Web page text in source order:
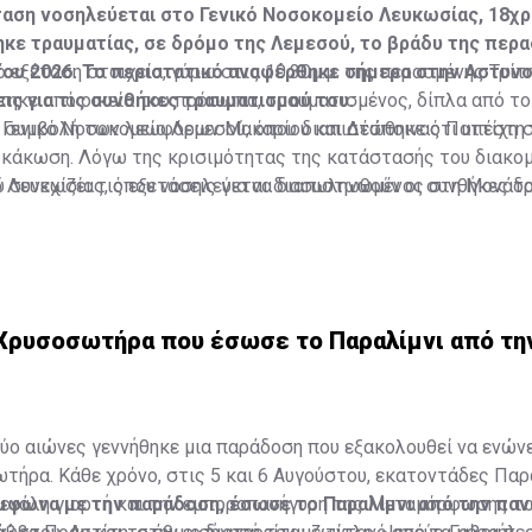
νοσηλεύεται στο Γενικό Νοσοκομείο Λευκωσίας,
τραυματίας, σε δρόμο της Λεμεσού, το βράδυ της
2026. Το περιστατικό αναφέρθηκε σήμερα στην
για τις συνθήκες τραυματισμού του.
στοιχεία, γύρω στις 10.30μ.μ. της περασμένης
από οικεία του πρόσωπα, τραυματισμένος, δίπλα από
συμβολή των λεωφόρων Μακαρίου και Δέσποινας Παττίχη
Νοσοκομείο Λεμεσού, όπου διαπιστώθηκε ότι υπέστη
κάκωση. Λόγω της κρισιμότητας της κατάστασής του
Λευκωσίας, όπου νοσηλεύεται διασωληνωμένος στη
τις εξετάσεις για να διαπιστωθούν οι συνθήκες
που έσωσε το Παραλίμνι από
αιώνες γεννήθηκε μια παράδοση που εξακολουθεί να
Κάθε χρόνο, στις 5 και 6 Αυγούστου, εκατοντάδες
γιορτή και την εμποροπανήγυρη της Μεταμόρφωσης
με την παράδοση, έσωσε το Παραλίμνι από την